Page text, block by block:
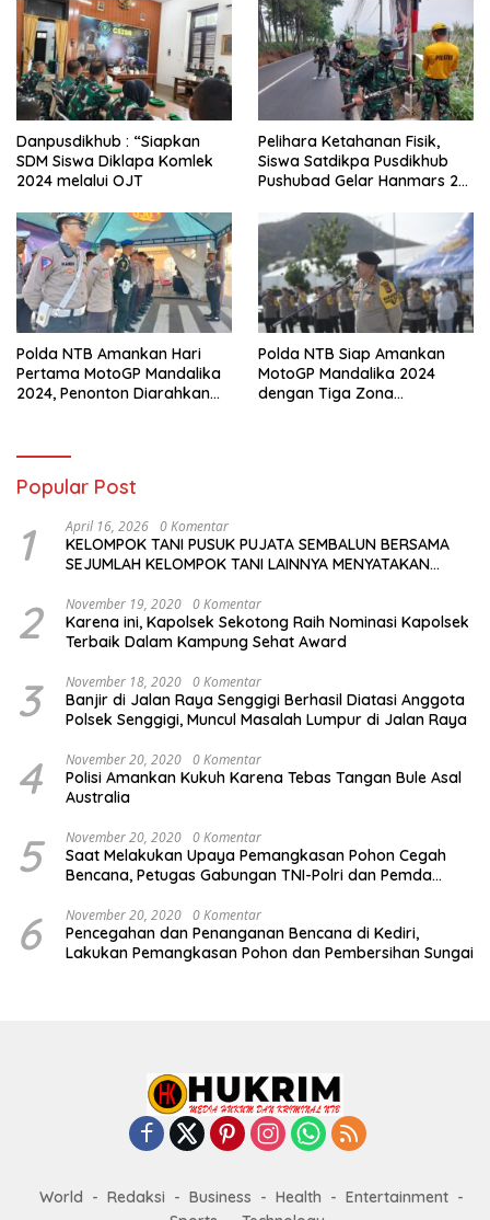
Danpusdikhub : “Siapkan
SDM Siswa Diklapa Komlek
2024 melalui OJT
Pelihara Ketahanan Fisik,
Siswa Satdikpa Pusdikhub
Pushubad Gelar Hanmars 25
Polda NTB Amankan Hari
Pertama MotoGP Mandalika
2024, Penonton Diarahkan
Polda NTB Siap Amankan
MotoGP Mandalika 2024
dengan Tiga Zona
Popular Post
1 April 16, 2026 0 Komentar
KELOMPOK TANI PUSUK PUJATA SEMBALUN BERSAMA
SEJUMLAH KELOMPOK TANI LAINNYA MENYATAKAN
MENYUKSESKAN PROGRAM PEMERINTAH DI SEKTOR
HORTIKULTURA, KHUSUSNYA PROGRAM BANTUAN BENIH
BAWANG PUTIH DARI APBN 2026.
2 November 19, 2020 0 Komentar
Karena ini, Kapolsek Sekotong Raih Nominasi Kapolsek
Terbaik Dalam Kampung Sehat Award
3 November 18, 2020 0 Komentar
Banjir di Jalan Raya Senggigi Berhasil Diatasi Anggota
Polsek Senggigi, Muncul Masalah Lumpur di Jalan Raya
4 November 20, 2020 0 Komentar
Polisi Amankan Kukuh Karena Tebas Tangan Bule Asal
Australia
5 November 20, 2020 0 Komentar
Saat Melakukan Upaya Pemangkasan Pohon Cegah
Bencana, Petugas Gabungan TNI-Polri dan Pemda
6 November 20, 2020 0 Komentar
Pencegahan dan Penanganan Bencana di Kediri,
Lakukan Pemangkasan Pohon dan Pembersihan Sungai
World Redaksi Business Health
Entertainment